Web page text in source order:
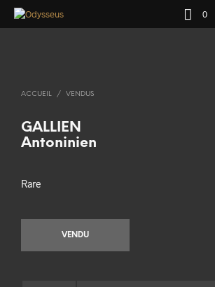
0
ACCUEIL / VENDUS
GALLIEN
Antoninien
Rare
VENDU